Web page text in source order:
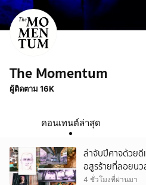
The Momentum
ผู้ติดตาม 16K
คอนเทนต์ล่าสุด
ล่าจับปีศาจด้วย
อสูรร้ายที่ลอยน
4 ชั่วโมงที่ผ่านมา